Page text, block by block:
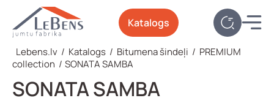
Katalogs
Lebens.lv / Katalogs / Bitumena šindeļi / PREMIUM
collection / SONATA SAMBA
SONATA SAMBA